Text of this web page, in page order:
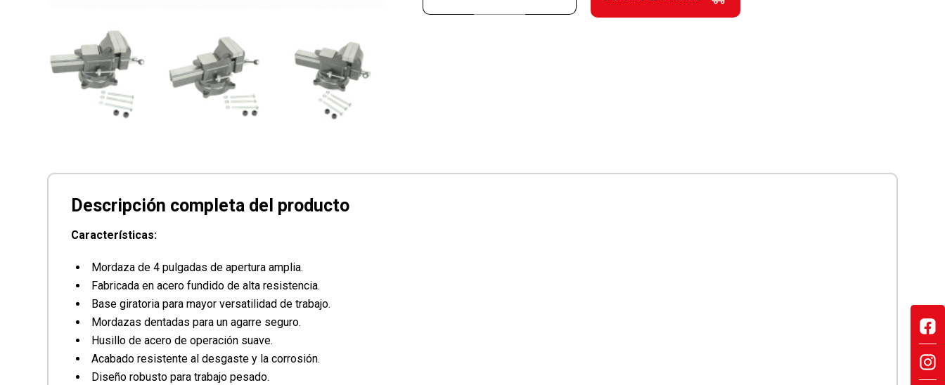
Características:
Mordaza de 4 pulgadas de apertura amplia.
Fabricada en acero fundido de alta resistencia.
Base giratoria para mayor versatilidad de trabajo.
Mordazas dentadas para un agarre seguro.
Husillo de acero de operación suave.
Acabado resistente al desgaste y la corrosión.
Diseño robusto para trabajo pesado.